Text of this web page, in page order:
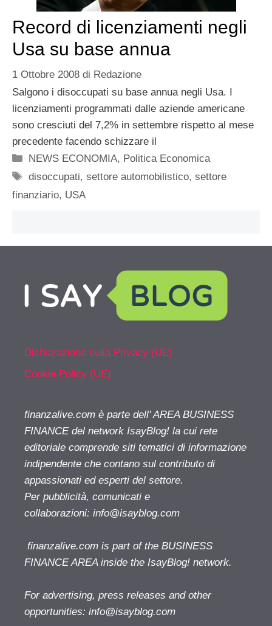
Record di licenziamenti negli
Usa su base annua
1 Ottobre 2008 di Redazione
Salgono i disoccupati su base annua negli Usa. I
licenziamenti programmati dalle aziende americane
sono cresciuti del 7,2% in settembre rispetto al mese
precedente facendo schizzare il
Categorie
NEWS ECONOMIA, Politica Economica
Tag
disoccupati,settore automobilistico,settore
finanziario, USA
Dichiarazione sulla Privacy (UE)
Cookie Policy (UE)
finanzalive.com è parte dell' AREA BUSINESS
FINANCE del network IsayBlog! la cui rete
editoriale comprende siti tematici di informazione
indipendente che contano sul contributo di
appassionati ed esperti del settore.
Per pubblicità, comunicati e
collaborazioni: info@isayblog.com
finanzalive.com is part of the BUSINESS
FINANCE AREA inside the IsayBlog! network.
For advertising, press releases and other
opportunities: info@isayblog.com